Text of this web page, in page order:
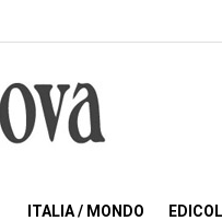
ITALIA / MONDO